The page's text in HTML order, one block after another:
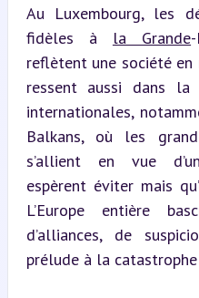
Au Luxembourg, les
fidèles à la Grande
reflètent une société
ressent aussi dans la
internationales,
Balkans, où les
s’allient en vue
espèrent éviter mais
L’Europe entière
d’alliances, de
prélude à la catastrophe